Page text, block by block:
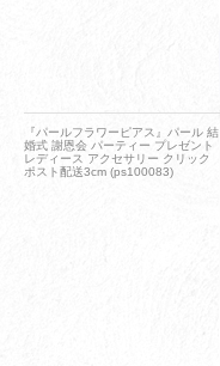
『パールフラワーピアス』パール 結
婚式 謝恩会 パーティー プレゼント
レディース アクセサリー クリック
ポスト配送3cm (ps100083)